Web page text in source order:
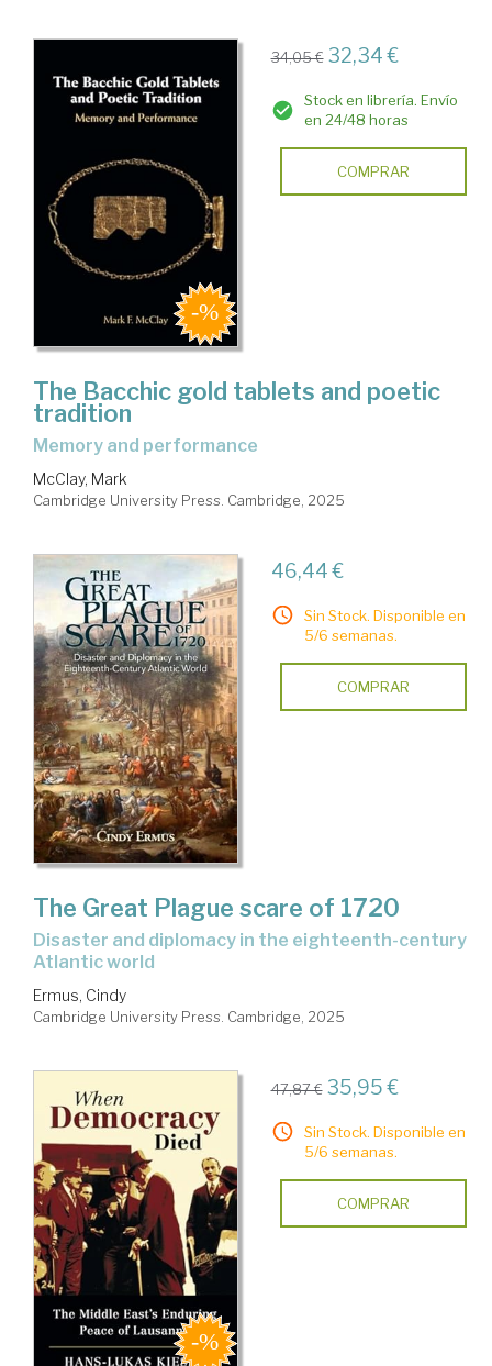
34,05 € 32,34 €
Stock en librería. Envío
en 24/48 horas
COMPRAR
The Bacchic gold tablets and poetic
tradition
memory and performance
McClay, Mark
Cambridge University Press. Cambridge, 2025
46,44 €
Sin Stock. Disponible en
5/6 semanas.
COMPRAR
The Great Plague scare of 1720
disaster and diplomacy in the eighteenth-century
Atlantic world
Ermus, Cindy
Cambridge University Press. Cambridge, 2025
47,87 € 35,95 €
Sin Stock. Disponible en
5/6 semanas.
COMPRAR